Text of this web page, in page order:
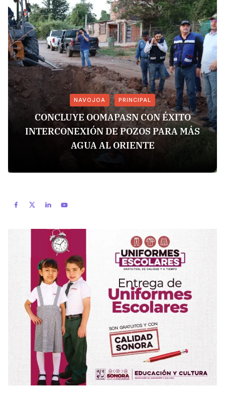
NAVOJOA PRINCIPAL
CONCLUYE OOMAPASN CON ÉXITO
INTERCONEXIÓN DE POZOS PARA MÁS
AGUA AL ORIENTE